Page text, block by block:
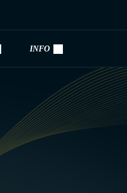
INFO